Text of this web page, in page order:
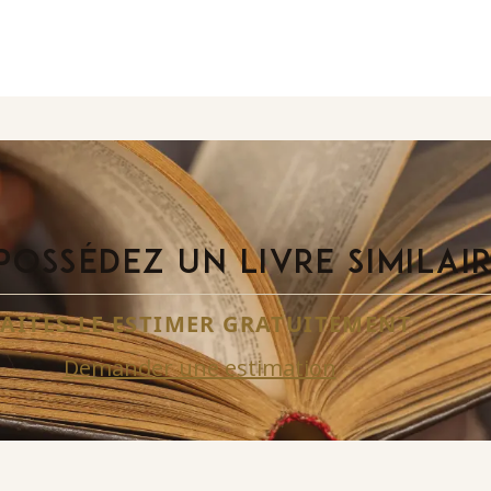
UN LIVRE
LE ESTIMER GRATUITEMENT
Demander une estimation